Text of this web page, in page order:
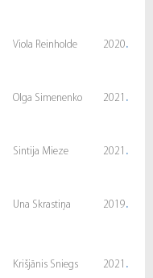
Viola Reinholde 2020.
Olga Simenenko 2021 .
Sintija Mieze 2021 .
Una Skrastiņa 2019.
Krišjānis Sniegs 2021 .